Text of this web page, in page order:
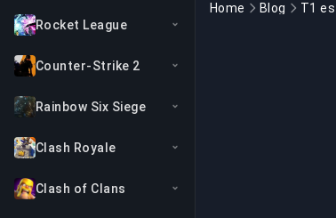
Rocket League
Counter-Strike 2
Rainbow Six Siege
Clash Royale
Clash of Clans
Home Blog